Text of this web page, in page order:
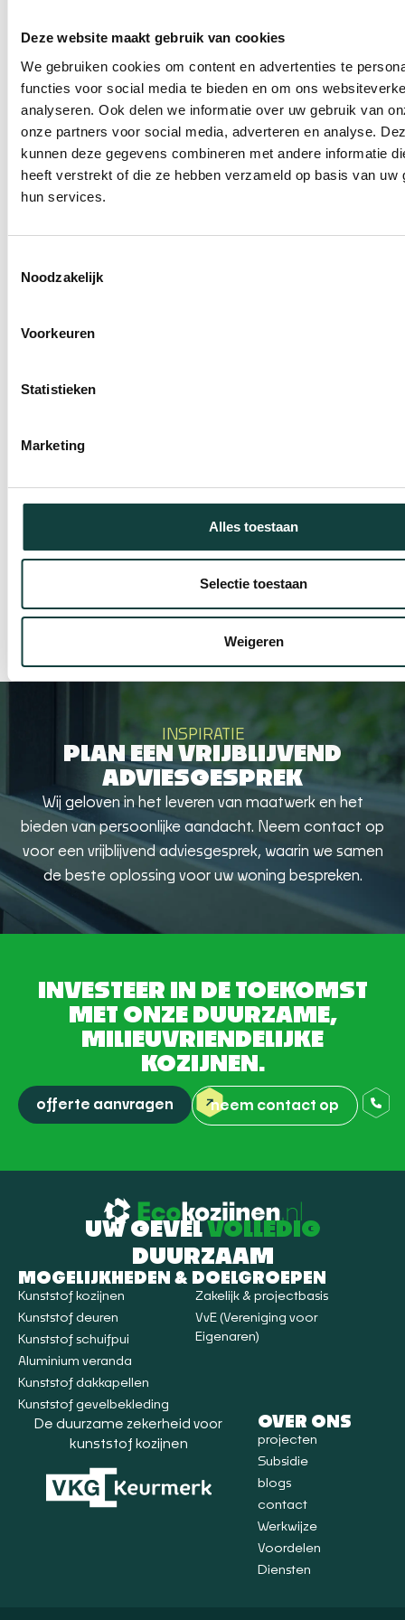
Deze website maakt gebruik van cookies
We gebruiken cookies om content en advertenties te
functies voor social media te bieden en om ons
analyseren. Ook delen we informatie over uw gebruik van
onze partners voor social media, adverteren en analyse.
kunnen deze gegevens combineren met andere informatie
heeft verstrekt of die ze hebben verzameld op basis van uw
hun services.
Noodzakelijk
Voorkeuren
Statistieken
Marketing
Alles toestaan
Selectie toestaan
Weigeren
gevelbekleding
In deze woning hebben we de
bovenverdieping volledig vernieuwd met
kunststof kozijnen met installatie en Keralit
kunststof gevelbekleding. De bewoners wilden
hun huis een frisse, moderne uitstraling geven
en tegelijk investeren in duurzaamheid en
wooncomfort. Een moderne uitstraling met
kunststof voordeur een nieuwe
uitstraling voor de woning
Onlangs hebben we voor deze woning een
geplaatst. De bewoners wilden hun entree
vernieuwen met een moderne, duurzame
oplossing. Met deze nieuwe deur heeft de
gekregen die perfect past bij de rest van het
huis. Duurzaamheid en comfort in één
INSPIRATIE
PLAN EEN VRIJBLIJVEND
ADVIESGESPREK
Wij geloven in het leveren van maatwerk en het
bieden van persoonlijke aandacht. Neem contact op
voor een vrijblijvend adviesgesprek, waarin we samen
de beste oplossing voor uw woning bespreken.
INVESTEER IN DE TOEKOMST
MET ONZE DUURZAME,
MILIEUVRIENDELIJKE
KOZIJNEN.
offerte aanvragen neem contact op
MOGELIJKHEDEN & DOELGROEPEN
Kunststof kozijnen
Kunststof deuren
Kunststof schuifpui
Aluminium veranda
Kunststof dakkapellen
Kunststof gevelbekleding
Zakelijk & projectbasis
VvE (Vereniging voor
Eigenaren)
UW GEVEL VOLLEDIG
DUURZAAM
De duurzame zekerheid voor
kunststof kozijnen
OVER ONS
projecten
Subsidie
blogs
contact
Werkwijze
Voordelen
Diensten